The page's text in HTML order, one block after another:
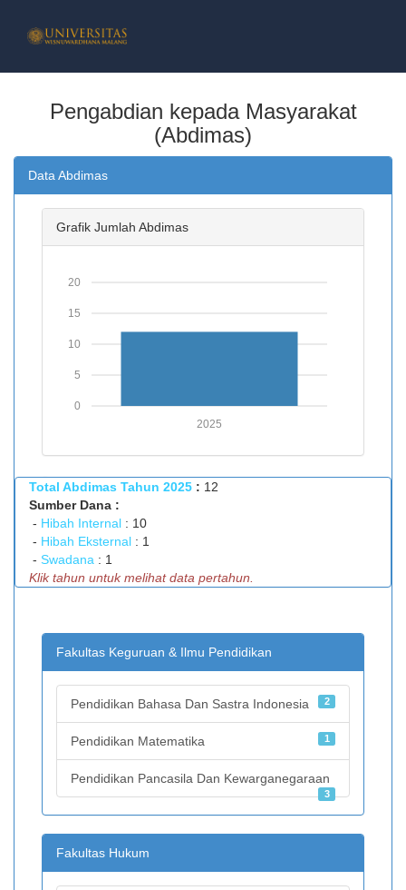
PROFIL
PROFIL LPPM
PROFIL DOSEN
DOWNLOAD
Pengabdian kepada Masyarakat
(Abdimas)
Data Abdimas
Grafik Jumlah Abdimas
0
5
10
15
20
2025
Previous Next
Total Abdimas Tahun 2025 : 12
Sumber Dana :
- Hibah Internal : 10
- Hibah Eksternal : 1
- Swadana : 1
Klik tahun untuk melihat data pertahun.
Fakultas Keguruan & Ilmu Pendidikan
Pendidikan Bahasa Dan Sastra Indonesia 2
Pendidikan Matematika 1
Pendidikan Pancasila Dan Kewarganegaraan
3
Fakultas Hukum